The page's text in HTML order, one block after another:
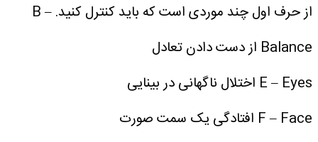
از حرف اول چند موردی است که باید کنترل کنید.B –
Balance از دست دادن تعادل
E – Eyes اختلال ناگهانی در بینایی
F – Face افتادگی یک سمت صورت